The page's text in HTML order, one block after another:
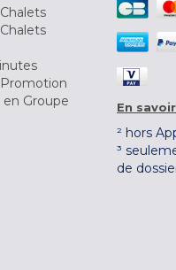
en Groupe
En
² hors
³
de